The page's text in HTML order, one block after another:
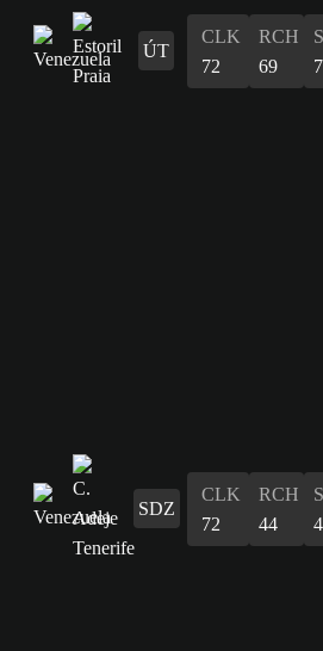
ÚT
CLK
72
RCH
69
SDZ
CLK
72
RCH
44